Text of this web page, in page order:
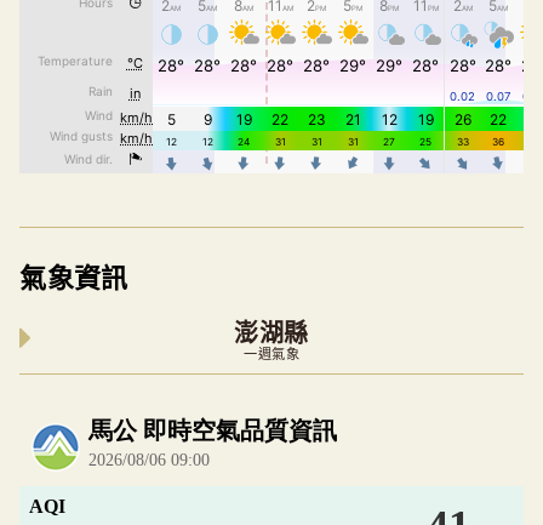
氣象資訊
澎湖縣
一週氣象
內嵌空氣品質小工具為視覺預覽，完整即時空